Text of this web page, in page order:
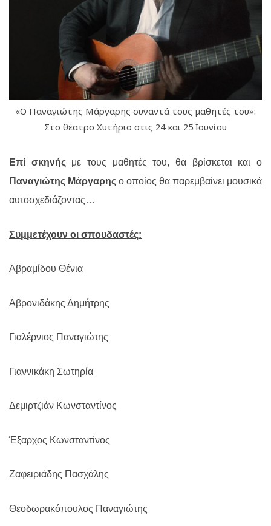
«Ο Παναγιώτης Μάργαρης συναντά τους μαθητές του»:
Στο θέατρο Χυτήριο στις 24 και 25 Ιουνίου
Επί σκηνήςμε τους μαθητές του, θα βρίσκεται και ο
Παναγιώτης Μάργαρης ο οποίος θα παρεμβαίνει μουσικά
αυτοσχεδιάζοντας…
Συμμετέχουν οι σπουδαστές:
Αβραμίδου Θένια
Αβρονιδάκης Δημήτρης
Γιαλέρνιος Παναγιώτης
Γιαννικάκη Σωτηρία
Δεμιρτζιάν Κωνσταντίνος
Έξαρχος Κωνσταντίνος
Ζαφειριάδης Πασχάλης
Θεοδωρακόπουλος Παναγιώτης